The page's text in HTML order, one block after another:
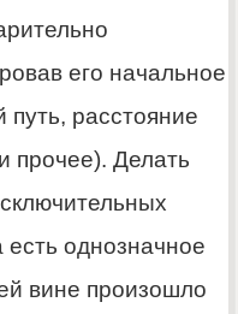
его начальное
расстояние
прочее). Делать
есть однозначное
вине произошло